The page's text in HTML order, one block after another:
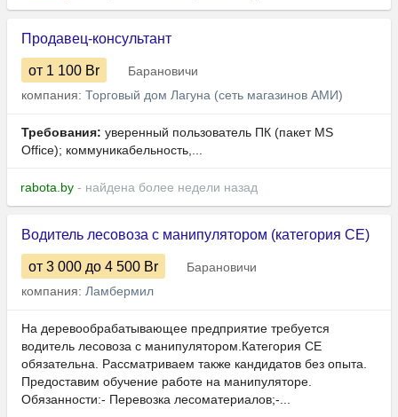
Продавец-консультант
от 1 100 Br
Барановичи
компания: Торговый дом Лагуна (сеть магазинов АМИ)
Требования: уверенный пользователь ПК (пакет MS
Office); коммуникабельность,...
rabota.by - найдена более недели назад
Водитель лесовоза с манипулятором (категория СЕ)
от 3 000 до 4 500 Br
Барановичи
компания: Ламбермил
На деревообрабатывающее предприятие требуется
водитель лесовоза с манипулятором.Категория СЕ
обязательна. Рассматриваем также кандидатов без опыта.
Предоставим обучение работе на манипуляторе.
Обязанности:- Перевозка лесоматериалов;-...